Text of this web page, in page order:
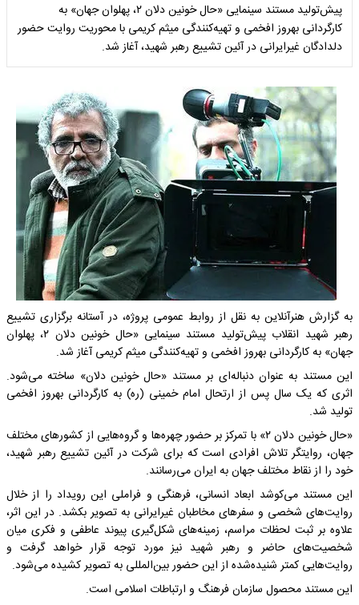
پیش‌تولید مستند سینمایی «حال خونین دلان ۲، پهلوان جهان» به
کارگردانی بهروز افخمی و تهیه‌کنندگی میثم کریمی با محوریت روایت حضور
دلدادگان غیرایرانی در آئین تشییع رهبر شهید، آغاز شد.
به گزارش هنرآنلاین به نقل از روابط عمومی پروژه، در آستانه برگزاری تشییع
رهبر شهید انقلاب پیش‌تولید مستند سینمایی «حال خونین دلان ۲، پهلوان
جهان» به کارگردانی بهروز افخمی و تهیه‌کنندگی میثم کریمی آغاز شد.
این مستند به عنوان دنباله‌ای بر مستند «حال خونین دلان» ساخته می‌شود.
اثری که یک سال پس از ارتحال امام خمینی (ره) به کارگردانی بهروز افخمی
تولید شد.
«حال خونین دلان ۲» با تمرکز بر حضور چهره‌ها و گروه‌هایی از کشورهای مختلف
جهان، روایتگر تلاش افرادی است که برای شرکت در آئین تشییع رهبر شهید،
خود را از نقاط مختلف جهان به ایران می‌رسانند.
این مستند می‌کوشد ابعاد انسانی، فرهنگی و فراملی این رویداد را از خلال
روایت‌های شخصی و سفرهای مخاطبان غیرایرانی به تصویر بکشد. در این اثر،
علاوه بر ثبت لحظات مراسم، زمینه‌های شکل‌گیری پیوند عاطفی و فکری میان
شخصیت‌های حاضر و رهبر شهید نیز مورد توجه قرار خواهد گرفت و
روایت‌هایی کمتر شنیده‌شده از این حضور بین‌المللی به تصویر کشیده می‌شود.
این مستند محصول سازمان فرهنگ و ارتباطات اسلامی است.